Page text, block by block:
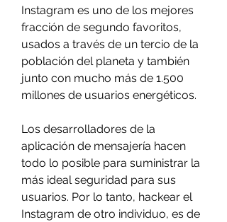
Instagram es uno de los mejores
fracción de segundo favoritos,
usados a través de un tercio de la
población del planeta y también
junto con mucho más de 1.500
millones de usuarios energéticos.
Los desarrolladores de la
aplicación de mensajería hacen
todo lo posible para suministrar la
más ideal seguridad para sus
usuarios. Por lo tanto, hackear el
Instagram de otro individuo, es de